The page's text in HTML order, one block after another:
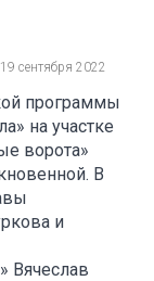
19 сентября 2022
программы
на участке
ворота»
В
и
Вячеслав